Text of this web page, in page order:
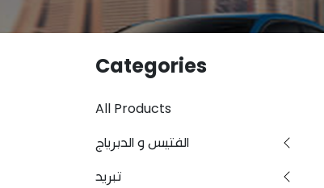
Categories
All Products
الفتيس و الدبرياج
تبريد